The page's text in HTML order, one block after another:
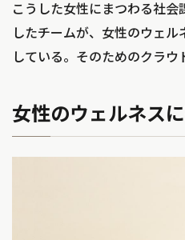
こうした女性にまつわる社
したチームが、女性のウェ
している。そのためのクラウ
女性のウェルネス